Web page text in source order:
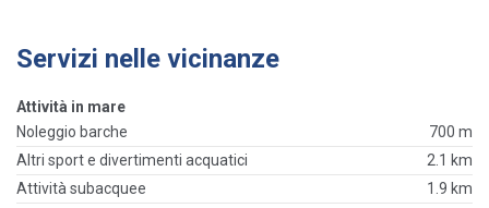
Servizi nelle vicinanze
Attività in mare
Noleggio barche
700 m
Altri sport e divertimenti acquatici
2.1 km
Attività subacquee
1.9 km